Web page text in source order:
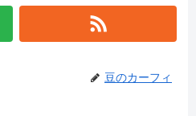
豆のカーフィ